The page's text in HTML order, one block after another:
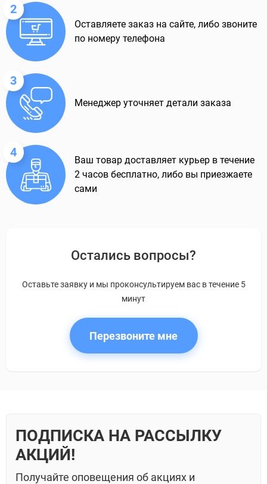
2
Оставляете заказ на сайте, либо звоните
по номеру телефона
3
Менеджер уточняет детали заказа
4
Ваш товар доставляет курьер в течение
2 часов бесплатно, либо вы приезжаете
сами
Остались вопросы?
Оставьте заявку и мы проконсультируем вас в течение 5
минут
Перезвоните мне
ПОДПИСКА НА РАССЫЛКУ
АКЦИЙ!
Получайте оповещения об акциях и